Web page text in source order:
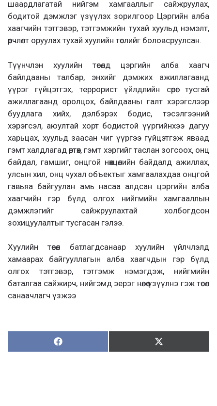
шаардлагатай нийгэм хамгааллыг сайжруулах,
бодитой дэмжлэг үзүүлэх зорилгоор Цэргийн алба
хаагчийн тэтгэвэр, тэтгэмжийн тухай хуульд нэмэлт,
өөрчлөлт оруулах тухай хуулийн төслийг боловсруулсан.
Түүнчлэн хуулийн төсөлд цэргийн алба хаагч
байлдааны талбар, энхийг дэмжих ажиллагаанд
үүрэг гүйцэтгэх, террорист үйлдлийн сөрөг тусгай
ажиллагаанд оролцох, байлдааны галт хэрэгслээр
буудлага хийх, дэлбэрэх бодис, тэсэлгээний
хэрэгсэл, аюултай хорт бодистой үүргийнхээ дагуу
харьцах, хуульд заасан чиг үүргээ гүйцэтгэж яваад
гэмт халдлагад өртөх, гэмт хэргийг таслан зогсоох, онц
байдал, гамшиг, онцгой нөхцөлийн байдалд ажиллах,
улсын хил, онц чухал объектыг хамгаалахдаа онцгой
гавьяа байгуулан амь насаа алдсан цэргийн алба
хаагчийн гэр бүлд олгох нийгмийн хамгааллын
дэмжлэгийг сайжруулахтай холбогдсон
зохицуулалтыг тусгасан гэлээ.
Хуулийн төсөл батлагдсанаар хуулийн үйлчлэлд
хамаарах байгууллагын алба хаагчдын гэр бүлд
олгох тэтгэвэр, тэтгэмж нэмэгдэж, нийгмийн
баталгаа сайжирч, нийгэмд эерэг нөлөө үзүүлнэ гэж төсөл
санаачлагч үзжээ
Хуваалцах:
Х
у
Түгээх:
Т
ү